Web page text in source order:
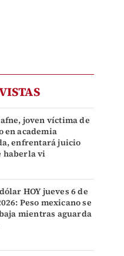
joven víctima de
en academia
enfrentará juicio
haberla vi
HOY jueves 6 de
Peso mexicano se
mientras aguarda